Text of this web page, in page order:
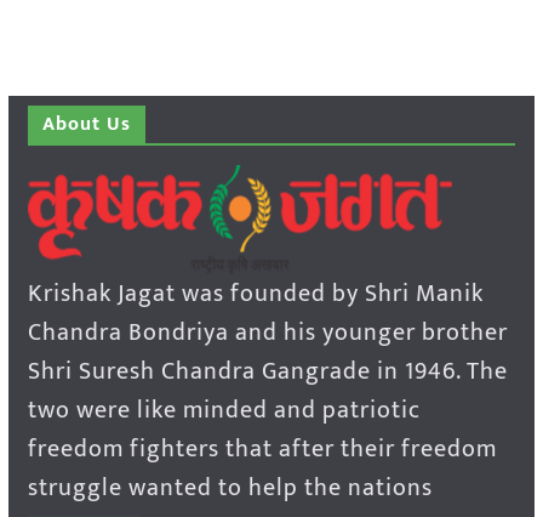
About Us
Krishak Jagat was founded by Shri Manik
Chandra Bondriya and his younger brother
Shri Suresh Chandra Gangrade in 1946. The
two were like minded and patriotic
freedom fighters that after their freedom
struggle wanted to help the nations